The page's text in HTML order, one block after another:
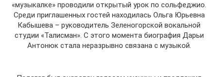
«музыкалке» проводили открытый урок по сольфеджио.
Среди приглашенных гостей находилась Ольга Юрьевна
Кабышева – руководитель Зеленогорской вокальной
студии «Талисман». С этого момента биография Дарьи
Антонюк стала неразрывно связана с музыкой.